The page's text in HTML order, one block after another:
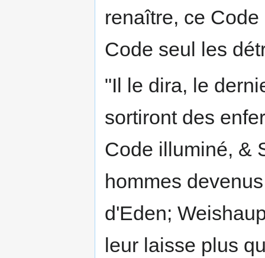
renaître, ce
Code seul les
"Il le dira, le
sortiront des
Code illuminé, &
hommes
d'Eden;
leur laisse plus